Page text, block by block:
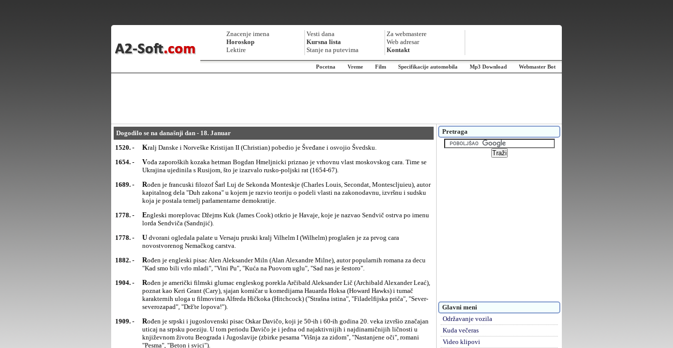
Znacenje imena
Horoskop
Lektire
Vesti dana
Kursna lista
Stanje na putevima
Za webmastere
Web adresar
Kontakt
Pocetna Vreme Film Specifikacije automobila Mp3 Download Webmaster Bot
Dogodilo se na današnji dan - 18. Januar
1520. -
Kralj Danske i Norveške Kristijan II (Christian) pobedio je Šveđane i osvojio Švedsku.
1654. -
Vođa zaporoških kozaka hetman Bogdan Hmeljnicki priznao je vrhovnu vlast moskovskog cara. Time se
Ukrajina ujedinila s Rusijom, što je izazvalo rusko-poljski rat (1654-67).
1689. -
Rođen je francuski filozof Šarl Luj de Sekonda Monteskje (Charles Louis, Secondat, Montescljuieu), autor
kapitalnog dela "Duh zakona" u kojem je razvio teoriju o podeli vlasti na zakonodavnu, izvršnu i sudsku
koja je postala temelj parlamentarne demokratije.
1778. -
Engleski moreplovac Džejms Kuk (James Cook) otkrio je Havaje, koje je nazvao Sendvič ostrva po imenu
lorda Sendviča (Sandnjić).
1778. -
U dvorani ogledala palate u Versaju pruski kralj Vilhelm I (Wilhelm) proglašen je za prvog cara
novostvorenog Nemačkog carstva.
1882. -
Rođen je engleski pisac Alen Aleksander Miln (Alan Alexandre Milne), autor popularnih romana za decu
"Kad smo bili vrlo mladi", "Vini Pu", "Kuća na Puovom uglu", "Sad nas je šestoro".
1904. -
Rođen je američki filmski glumac engleskog porekla Arčibald Aleksander Lič (Archibald Alexander Leać),
poznat kao Keri Grant (Cary), sjajan komičar u komedijama Hauarda Hoksa (Howard Hawks) i tumač
karakternih uloga u filmovima Alfreda Hičkoka (Hitchcock) ("Strašna istina", "Filadelfijska priča", "Sever-
severozapad", "Drž'te lopova!").
1909. -
Rođen je srpski i jugoslovenski pisac Oskar Davičo, koji je 50-ih i 60-ih godina 20. veka izvršio značajan
uticaj na srpsku poeziju. U tom periodu Davičo je i jedna od najaktivnijih i najdinamičnijih ličnosti u
književnom životu Beograda i Jugoslavije (zbirke pesama "Višnja za zidom", "Nastanjene oči", romani
"Pesma", "Beton i svici").
Pretraga
Glavni meni
Održavanje vozila
Kuda večeras
Video klipovi